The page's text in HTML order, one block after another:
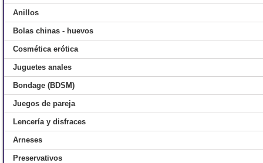
Anillos
Bolas chinas - huevos
Cosmética erótica
Juguetes anales
Bondage (BDSM)
Juegos de pareja
Lencería y disfraces
Arneses
Preservativos